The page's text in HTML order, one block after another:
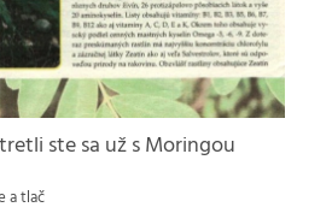
ste sa už s Moringou
a tlač